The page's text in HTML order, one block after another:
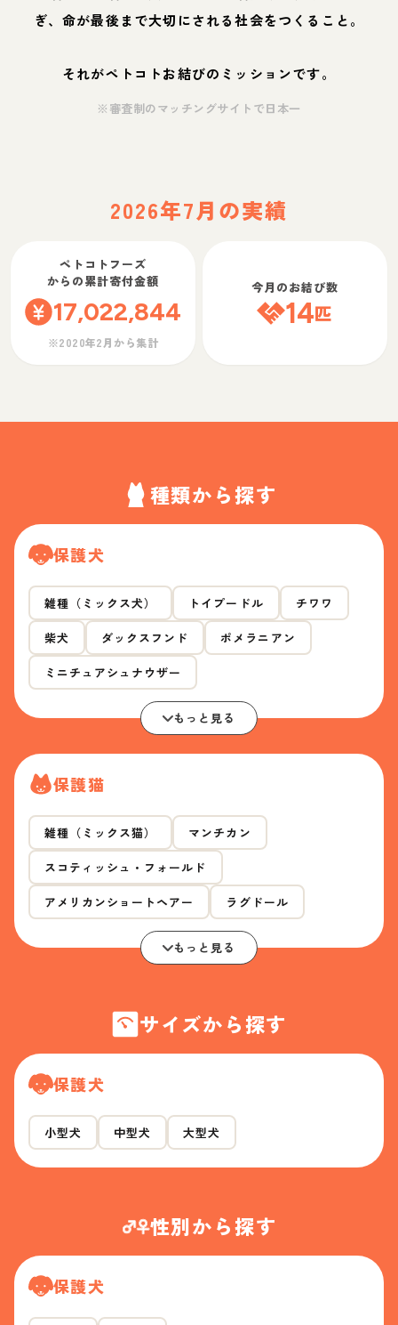
ぎ、命が最後まで大切にされる社会をつくること。
それがペトコトお結びのミッションです。
※審査制のマッチングサイトで日本一
2026年7月の実績
ペトコトフーズ
からの累計寄付金額
17,022,844
※2020年2月から集計
今月のお結び数
14匹
種類から探す
保護犬
雑種（ミックス犬） トイプードル チワワ
柴犬 ダックスフンド ポメラニアン
ミニチュアシュナウザー
もっと見る
保護猫
雑種（ミックス猫） マンチカン
スコティッシュ・フォールド
アメリカンショートヘアー ラグドール
もっと見る
サイズから探す
保護犬
小型犬 中型犬 大型犬
性別から探す
保護犬